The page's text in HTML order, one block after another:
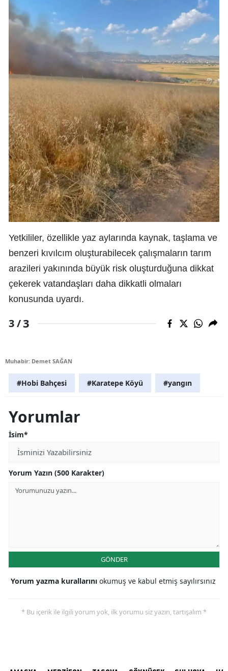
Yetkililer, özellikle yaz aylarında kaynak, taşlama ve
benzeri kıvılcım oluşturabilecek çalışmaların tarım
arazileri yakınında büyük risk oluşturduğuna dikkat
çekerek vatandaşları daha dikkatli olmaları
konusunda uyardı.
3 /3
Muhabir: Demet SAĞAN
#Hobi Bahçesi #Karatepe Köyü #yangın
Yorumlar
İsim*
Yorum Yazın (500 Karakter)
GÖNDER
Yorum yazma kurallarını okumuş ve kabul etmiş sayılırsınız
* Bu içerik ile ilgili yorum yok, ilk yorumu siz yazın, tartışalım *